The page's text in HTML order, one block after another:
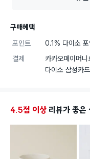
구매혜택
포인트
0.1% 다이소 포
결제
카카오페이머
다이소 삼성카
4.5점 이상 리뷰가 좋은